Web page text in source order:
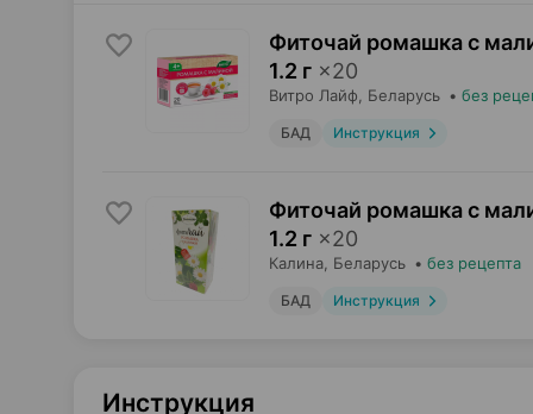
Фиточай ромашка с
1.2 г ×20
Витро Лайф , Беларусь • без
БАД Инструкция
Фиточай ромашка с
1.2 г ×20
Калина , Беларусь • без рецепта
БАД Инструкция
Инструкция